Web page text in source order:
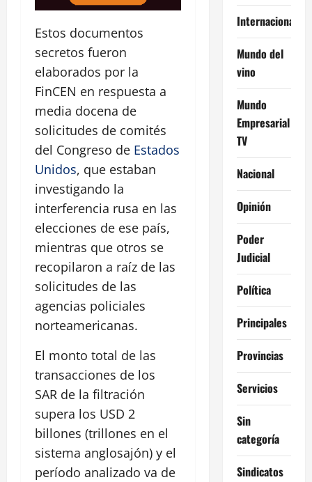
Estos documentos
secretos fueron
elaborados por la
FinCEN en respuesta a
media docena de
solicitudes de comités
del Congreso de Estados
Unidos, que estaban
investigando la
interferencia rusa en las
elecciones de ese país,
mientras que otros se
recopilaron a raíz de las
solicitudes de las
agencias policiales
norteamericanas.
El monto total de las
transacciones de los
SAR de la filtración
supera los USD 2
billones (trillones en el
sistema anglosajón) y el
período analizado va de
Internacional
Mundo del
vino
Mundo
Empresarial
TV
Nacional
Opinión
Poder
Judicial
Política
Principales
Provincias
Servicios
Sin
categoría
Sindicatos